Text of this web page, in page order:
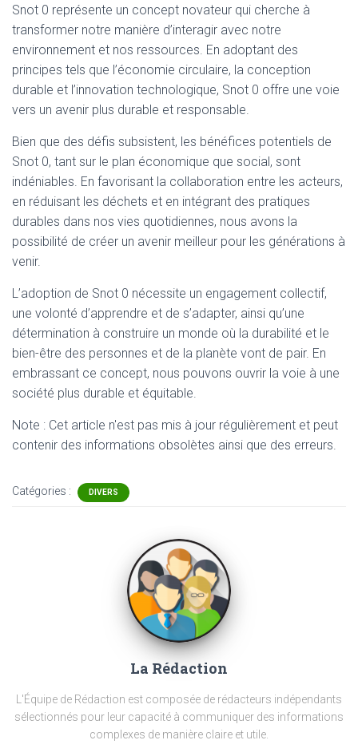
Snot 0 représente un concept novateur qui cherche à
transformer notre manière d’interagir avec notre
environnement et nos ressources. En adoptant des
principes tels que l’économie circulaire, la conception
durable et l’innovation technologique, Snot 0 offre une voie
vers un avenir plus durable et responsable.
Bien que des défis subsistent, les bénéfices potentiels de
Snot 0, tant sur le plan économique que social, sont
indéniables. En favorisant la collaboration entre les acteurs,
en réduisant les déchets et en intégrant des pratiques
durables dans nos vies quotidiennes, nous avons la
possibilité de créer un avenir meilleur pour les générations à
venir.
L’adoption de Snot 0 nécessite un engagement collectif,
une volonté d’apprendre et de s’adapter, ainsi qu’une
détermination à construire un monde où la durabilité et le
bien-être des personnes et de la planète vont de pair. En
embrassant ce concept, nous pouvons ouvrir la voie à une
société plus durable et équitable.
Note : Cet article n'est pas mis à jour régulièrement et peut
contenir des informations obsolètes ainsi que des erreurs.
Catégories : DIVERS
La Rédaction
L'Équipe de Rédaction est composée de rédacteurs indépendants
sélectionnés pour leur capacité à communiquer des informations
complexes de manière claire et utile.